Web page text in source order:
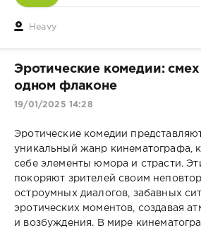
Heavy
Эротические комедии: смех
одном флаконе
19/01/2025 14:28
Эротические комедии
уникальный жанр кинематографа,
себе элементы юмора и страсти.
покоряют зрителей своим
остроумных диалогов, забавных
эротических моментов, создавая
и возбуждения. В мире